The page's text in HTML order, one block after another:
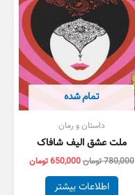
تمام شده
داستان و رمان
ملت عشق الیف شافاک
780,000تومان650,000تومان
اطلاعات بیشتر